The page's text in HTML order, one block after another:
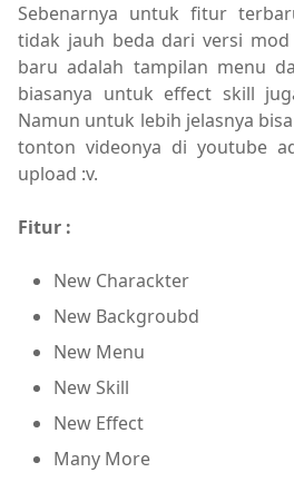
Sebenarnya untuk fitur
tidak jauh beda dari versi
baru adalah tampilan menu
biasanya untuk effect skill
Namun untuk lebih jelasnya
tonton videonya di youtube
upload :v.
Fitur :
New Charackter
New Backgroubd
New Menu
New Skill
New Effect
Many More